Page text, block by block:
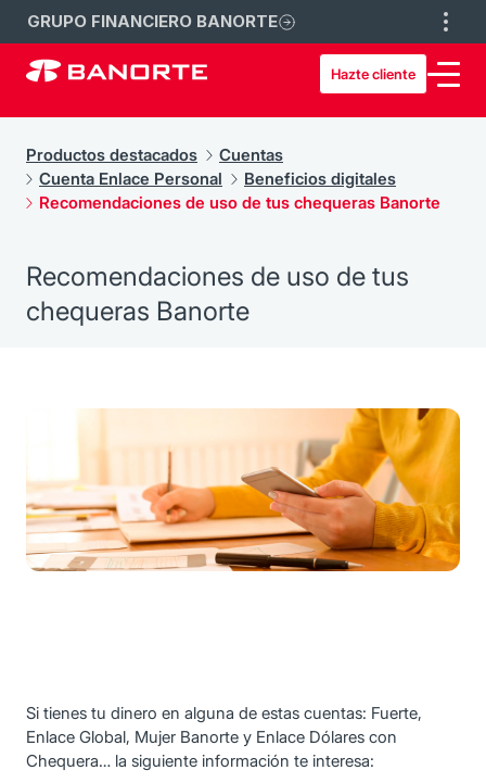
GRUPO FINANCIERO BANORTE
Hazte cliente
Productos destacados
Cuentas
Cuenta Enlace Personal
Beneficios digitales
Recomendaciones de uso de tus chequeras Banorte
Recomendaciones de uso de tus
chequeras Banorte
Si tienes tu dinero en alguna de estas cuentas: Fuerte,
Enlace Global, Mujer Banorte y Enlace Dólares con
Chequera… la siguiente información te interesa: